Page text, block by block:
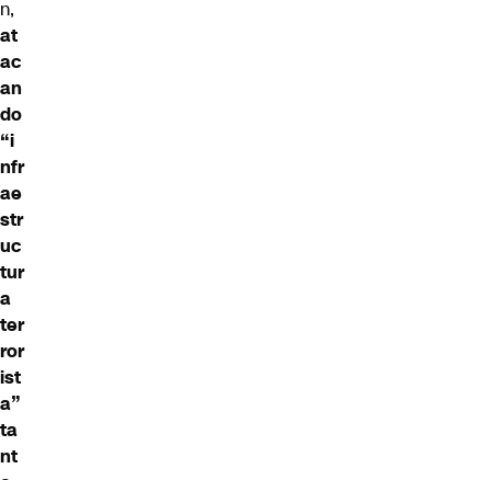
n,
at
ac
an
do
“i
nfr
ae
str
uc
tur
a
ter
ror
ist
a”
ta
nt